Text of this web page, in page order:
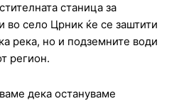
станица за
во село Црник ќе се заштити
река, но и подземните води
регион.
дека остануваме